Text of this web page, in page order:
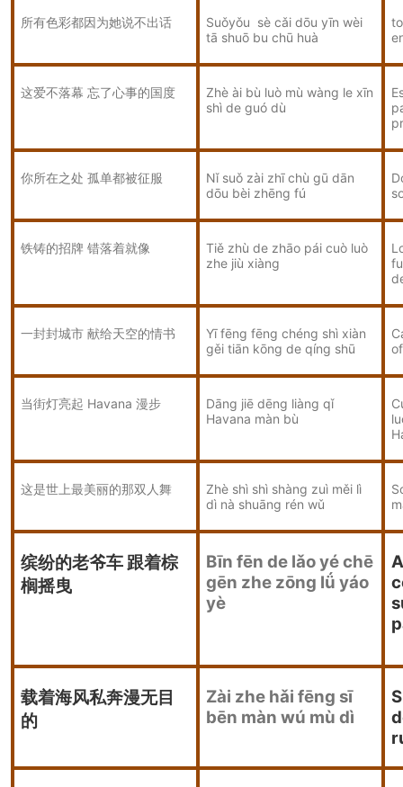
所有色彩都因为她说不出话
Suǒyǒu sè cǎi dōu yīn wèi
tā shuō bu chū huà
这爱不落幕 忘了心事的国度
Zhè ài bù luò mù wàng le xīn
shì de guó dù
你所在之处 孤单都被征服
Nǐ suǒ zài zhī chù gū dān
dōu bèi zhēng fú
铁铸的招牌 错落着就像
Tiě zhù de zhāo pái cuò luò
zhe jiù xiàng
一封封城市 献给天空的情书
Yī fēng fēng chéng shì xiàn
gěi tiān kōng de qíng shū
当街灯亮起 Havana 漫步
Dāng jiē dēng liàng qǐ
Havana màn bù
这是世上最美丽的那双人舞
Zhè shì shì shàng zuì měi lì
dì nà shuāng rén wǔ
缤纷的老爷车 跟着棕
榈摇曳
Bīn fēn de lǎo yé chē
gēn zhe zōng lǘ yáo
yè
载着海风私奔漫无目
的
Zài zhe hǎi fēng sī
bēn màn wú mù dì